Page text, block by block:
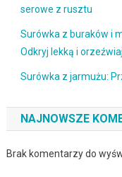
serowe z rusztu
Surówka z buraków i
Odkryj lekką i
Surówka z jarmużu:
NAJNOWSZE
Brak komentarzy do